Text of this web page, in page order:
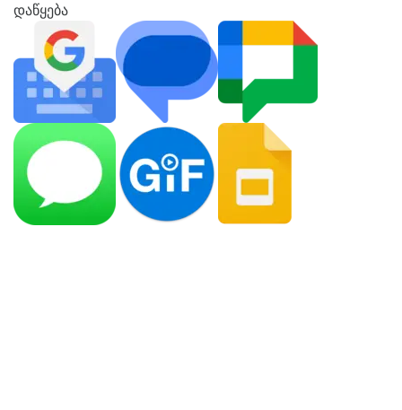
დაწყება